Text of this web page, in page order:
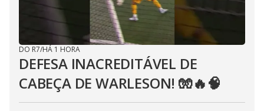
DO R7/HÁ 1 HORA
DEFESA INACREDITÁVEL DE
CABEÇA DE WARLESON! 🧤🔥🧠